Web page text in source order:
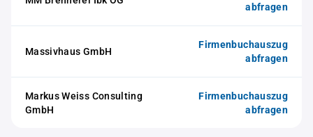
abfragen
Massivhaus GmbH
Firmenbuchauszug
abfragen
Markus Weiss Consulting
GmbH
Firmenbuchauszug
abfragen